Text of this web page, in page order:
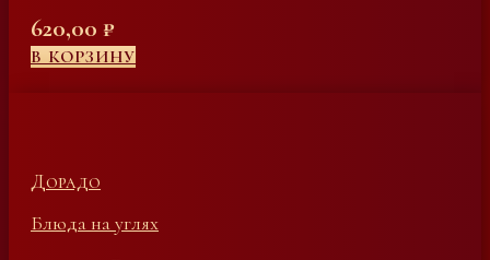
620,00 ₽
В КОРЗИНУ
Дорадо
Блюда на углях